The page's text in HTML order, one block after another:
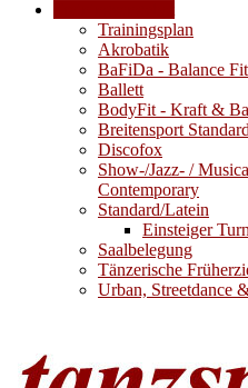
Trainingsplan
Akrobatik
BaFiDa - Balance
Ballett
BodyFit - Kraft &
Breitensport
Discofox
Show-/Jazz- /
Contemporary
Standard/Latein
Einsteiger
Saalbelegung
Tänzerische
Urban, Streetdance